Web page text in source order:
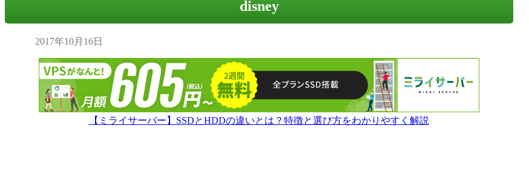
disney
2017年10月16日
【ミライサーバー】SSDとHDDの違いとは？特徴と選び方をわかりやすく解説